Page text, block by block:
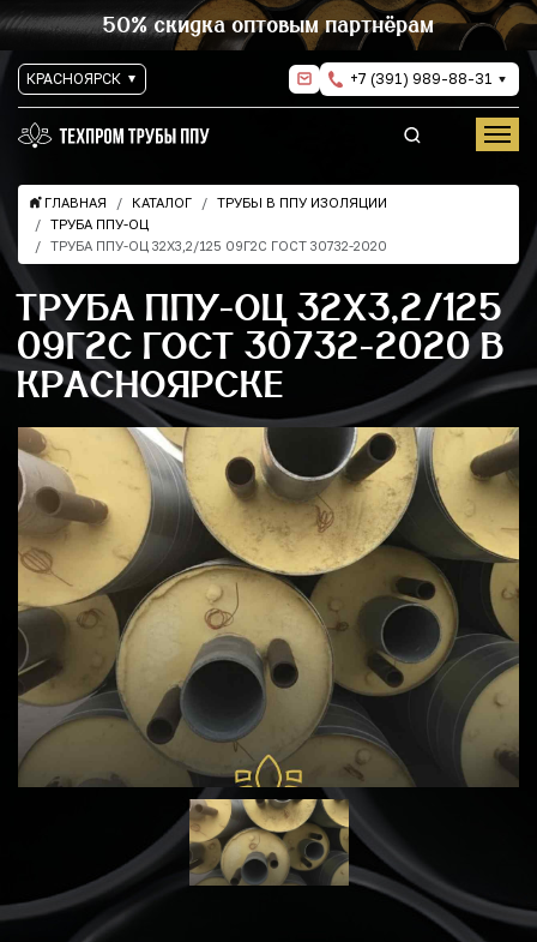
50% скидка оптовым партнёрам
КРАСНОЯРСК +7 (391) 989-88-31
ГЛАВНАЯ КАТАЛОГ
ТРУБЫ В ППУ ИЗОЛЯЦИИ
ТРУБА ППУ-ОЦ
ТРУБА ППУ-ОЦ 32Х3,2/125 09Г2С ГОСТ 30732-2020
ТРУБА ППУ-ОЦ 32Х3,2/125
09Г2С ГОСТ 30732-2020 В
КРАСНОЯРСКЕ